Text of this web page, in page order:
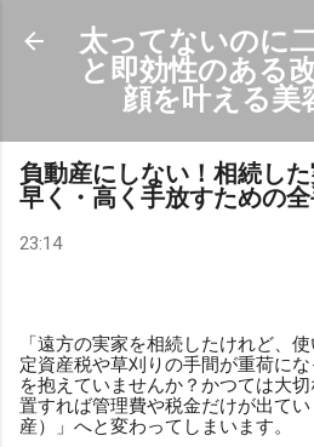
スキップしてメイン コ
太ってないのに
と即効性のある
顔を叶える美
負動産にしない！相続し
早く・高く手放すための
23:14
「遠方の実家を相続したけれど、
定資産税や草刈りの手間が重荷に
を抱えていませんか？かつては大
置すれば管理費や税金だけが出て
産）」へと変わってしまいます。